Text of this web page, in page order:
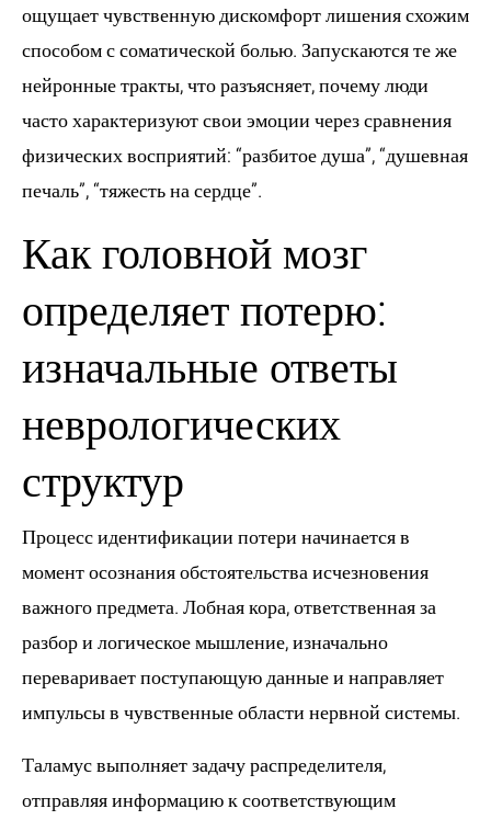
ощущает чувственную дискомфорт лишения схожим
способом с соматической болью. Запускаются те же
нейронные тракты, что разъясняет, почему люди
часто характеризуют свои эмоции через сравнения
физических восприятий: “разбитое душа”, “душевная
печаль”, “тяжесть на сердце”.
Как головной мозг
определяет потерю:
изначальные ответы
неврологических
структур
Процесс идентификации потери начинается в
момент осознания обстоятельства исчезновения
важного предмета. Лобная кора, ответственная за
разбор и логическое мышление, изначально
переваривает поступающую данные и направляет
импульсы в чувственные области нервной системы.
Таламус выполняет задачу распределителя,
отправляя информацию к соответствующим